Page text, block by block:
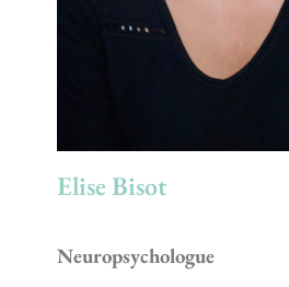
Elise Bisot
Neuropsychologue